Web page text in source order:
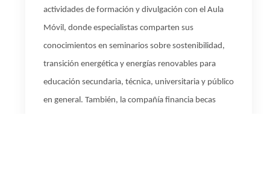
actividades de formación y divulgación con el Aula
Móvil, donde especialistas comparten sus
conocimientos en seminarios sobre sostenibilidad,
transición energética y energías renovables para
educación secundaria, técnica, universitaria y público
en general. También, la compañía financia becas